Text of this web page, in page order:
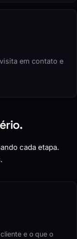
em contato e
cada etapa.
e o que o